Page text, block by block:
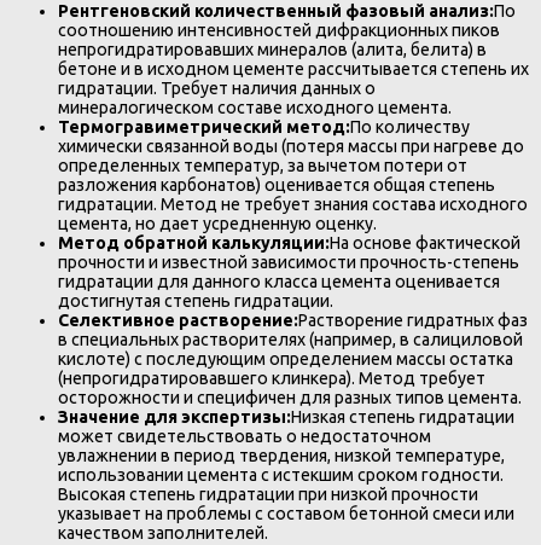
Рентгеновский количественный фазовый анализ:По
соотношению интенсивностей дифракционных пиков
непрогидратировавших минералов (алита, белита) в
бетоне и в исходном цементе рассчитывается степень их
гидратации. Требует наличия данных о
минералогическом составе исходного цемента.
Термогравиметрический метод:По количеству
химически связанной воды (потеря массы при нагреве до
определенных температур, за вычетом потери от
разложения карбонатов) оценивается общая степень
гидратации. Метод не требует знания состава исходного
цемента, но дает усредненную оценку.
Метод обратной калькуляции:На основе фактической
прочности и известной зависимости прочность-степень
гидратации для данного класса цемента оценивается
достигнутая степень гидратации.
Селективное растворение:Растворение гидратных фаз
в специальных растворителях (например, в салициловой
кислоте) с последующим определением массы остатка
(непрогидратировавшего клинкера). Метод требует
осторожности и специфичен для разных типов цемента.
Значение для экспертизы:Низкая степень гидратации
может свидетельствовать о недостаточном
увлажнении в период твердения, низкой температуре,
использовании цемента с истекшим сроком годности.
Высокая степень гидратации при низкой прочности
указывает на проблемы с составом бетонной смеси или
качеством заполнителей.